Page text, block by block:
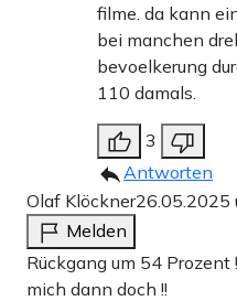
filme. da kann
bei manchen
bevoelkerung
110 damals.
3
Antworten
Olaf Klöckner26.05.2025
Melden
Rückgang um 54 Prozent
mich dann doch !!